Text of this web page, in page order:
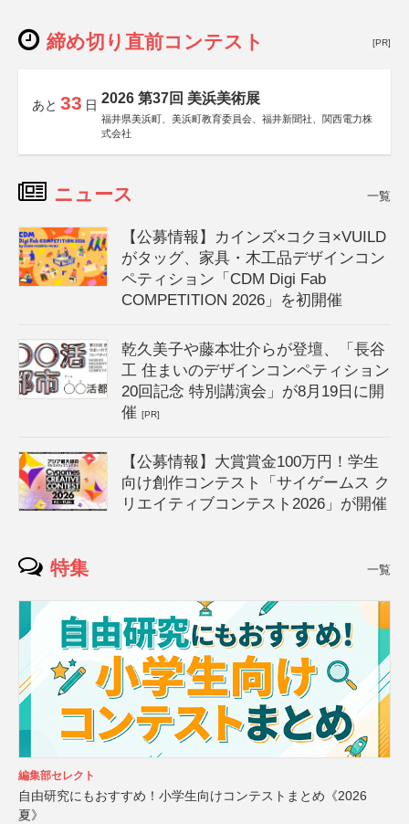
締め切り直前コンテスト [PR]
あと 33 日 2026 第37回 美浜美術展
福井県美浜町、美浜町教育委員会、福井新聞社、関西電力株
式会社
ニュース 一覧
【公募情報】カインズ×コクヨ×VUILD
がタッグ、家具・木工品デザインコン
ペティション「CDM Digi Fab
COMPETITION 2026」を初開催
乾久美子や藤本壮介らが登壇、「長谷
工 住まいのデザインコンペティション
20回記念 特別講演会」が8月19日に開
催[PR]
【公募情報】大賞賞金100万円！学生
向け創作コンテスト「サイゲームス ク
リエイティブコンテスト2026」が開催
特集 一覧
編集部セレクト
自由研究にもおすすめ！小学生向けコンテストまとめ《2026
夏》